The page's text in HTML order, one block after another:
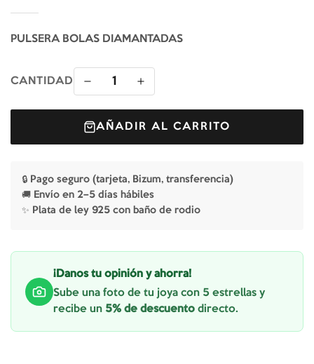
PULSERA BOLAS DIAMANTADAS
CANTIDAD 1
AÑADIR AL CARRITO
🔒 Pago seguro (tarjeta, Bizum, transferencia)
🚚 Envío en 2–5 días hábiles
✨ Plata de ley 925 con baño de rodio
¡Danos tu opinión y ahorra!
Sube una foto de tu joya con 5 estrellas y
recibe un 5% de descuento directo.